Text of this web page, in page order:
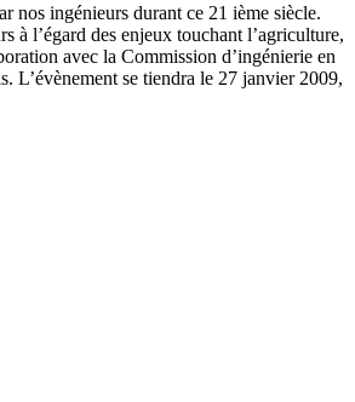
nos ingénieurs durant ce 21 ième siècle.
à l’égard des enjeux touchant l’agriculture,
avec la Commission d’ingénierie en
L’évènement se tiendra le 27 janvier 2009,